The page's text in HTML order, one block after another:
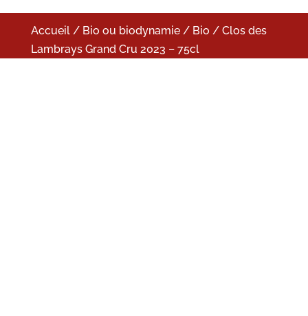
Accueil/ Bio ou biodynamie/ Bio / Clos des
Lambrays Grand Cru 2023 – 75cl